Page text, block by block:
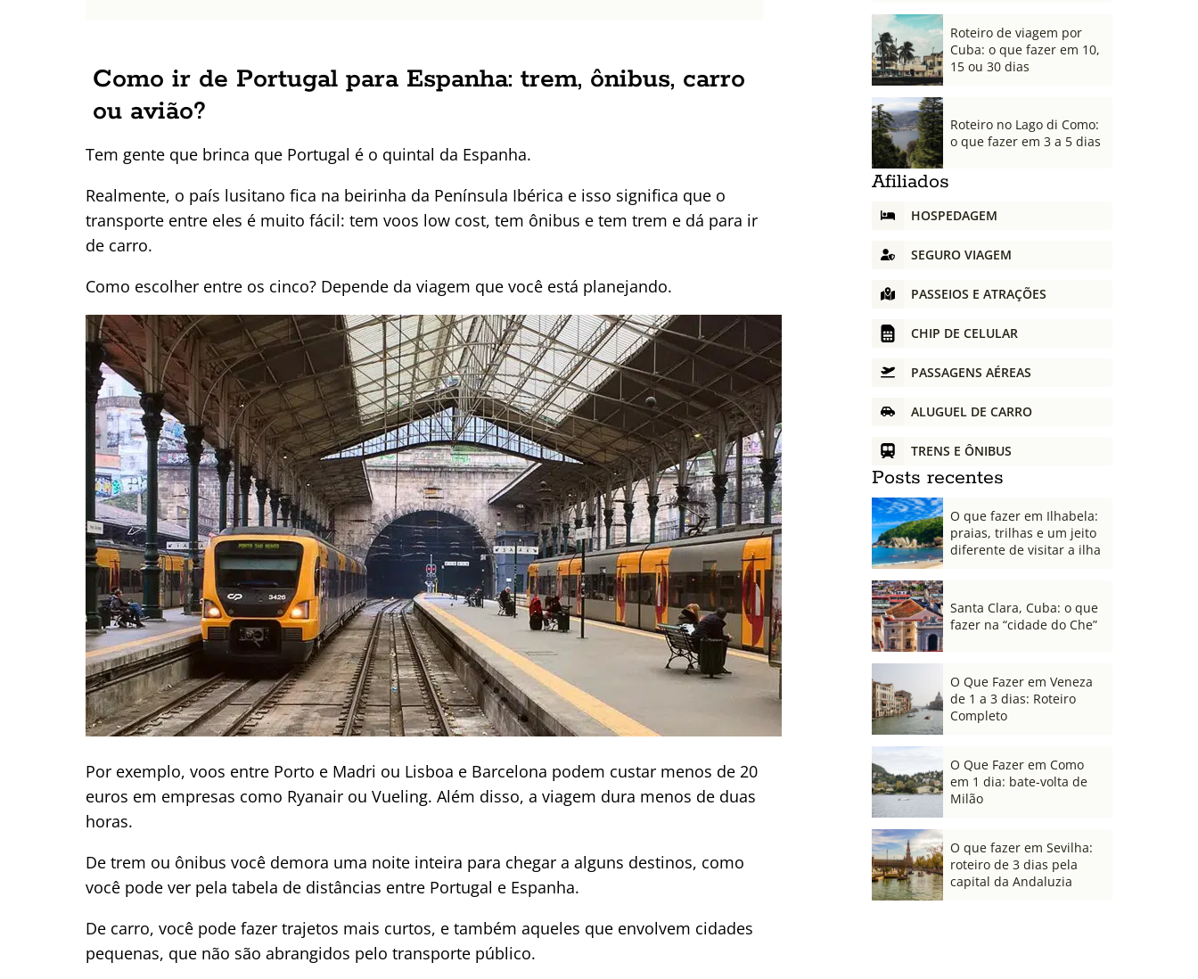
Como ir de Portugal para Espanha: trem, ônibus, carro
ou avião?
Tem gente que brinca que Portugal é o quintal da Espanha.
Realmente, o país lusitano fica na beirinha da Península Ibérica e isso significa que o
transporte entre eles é muito fácil: tem voos low cost, tem ônibus e tem trem e dá para ir
de carro.
Como escolher entre os cinco? Depende da viagem que você está planejando.
Por exemplo, voos entre Porto e Madri ou Lisboa e Barcelona podem custar menos de 20
euros em empresas como Ryanair ou Vueling. Além disso, a viagem dura menos de duas
horas.
De trem ou ônibus você demora uma noite inteira para chegar a alguns destinos, como
você pode ver pela tabela de distâncias entre Portugal e Espanha.
De carro, você pode fazer trajetos mais curtos, e também aqueles que envolvem cidades
pequenas, que não são abrangidos pelo transporte público.
Roteiro de viagem por
Cuba: o que fazer em 10,
15 ou 30 dias
Roteiro no Lago di Como:
o que fazer em 3 a 5 dias
Afiliados
HOSPEDAGEM
SEGURO VIAGEM
PASSEIOS E ATRAÇÕES
CHIP DE CELULAR
PASSAGENS AÉREAS
ALUGUEL DE CARRO
TRENS E ÔNIBUS
Posts recentes
O que fazer em Ilhabela:
praias, trilhas e um jeito
diferente de visitar a ilha
Santa Clara, Cuba: o que
fazer na “cidade do Che”
O Que Fazer em Veneza
de 1 a 3 dias: Roteiro
Completo
O Que Fazer em Como
em 1 dia: bate-volta de
Milão
O que fazer em Sevilha:
roteiro de 3 dias pela
capital da Andaluzia